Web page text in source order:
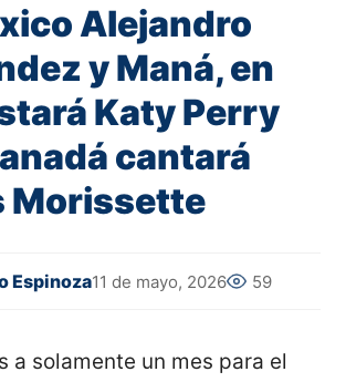
Alejandro
y Maná, en
Katy Perry
cantará
Morissette
Espinoza11 de mayo, 2026 59
a solamente un mes para el